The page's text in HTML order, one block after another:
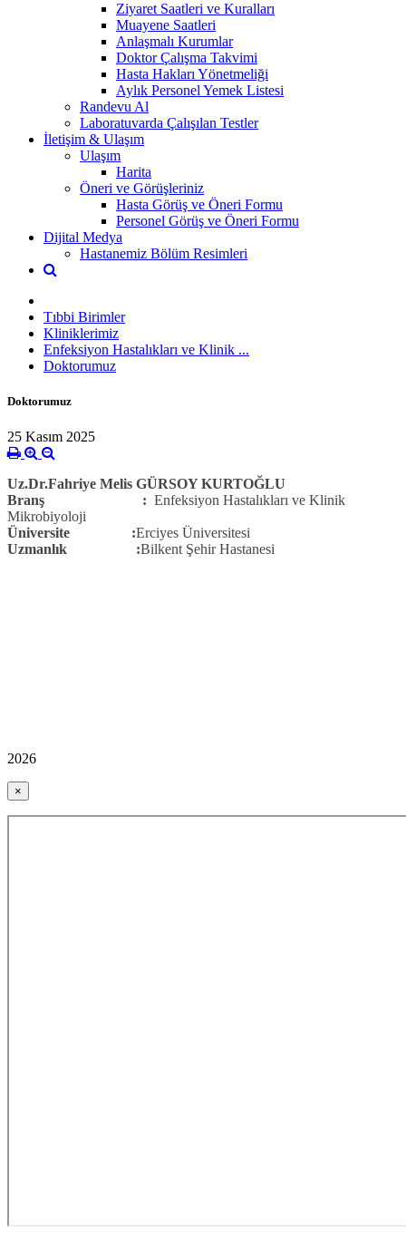
Ziyaret Saatleri ve Kuralları
Muayene Saatleri
Anlaşmalı Kurumlar
Doktor Çalışma Takvimi
Hasta Hakları Yönetmeliği
Aylık Personel Yemek Listesi
Randevu Al
Laboratuvarda Çalışılan Testler
İletişim & Ulaşım
Ulaşım
Harita
Öneri ve Görüşleriniz
Hasta Görüş ve Öneri Formu
Personel Görüş ve Öneri Formu
Dijital Medya
Hastanemiz Bölüm Resimleri
Tıbbi Birimler
Kliniklerimiz
Enfeksiyon Hastalıkları ve Klinik ...
Doktorumuz
Doktorumuz
25 Kasım 2025
Uz.Dr.Fahriye Melis GÜRSOY KURTOĞLU
Branş : Enfeksiyon Hastalıkları ve Klinik
Mikrobiyoloji
Üniversite :Erciyes Üniversitesi
Uzmanlık :Bilkent Şehir Hastanesi
2026
×